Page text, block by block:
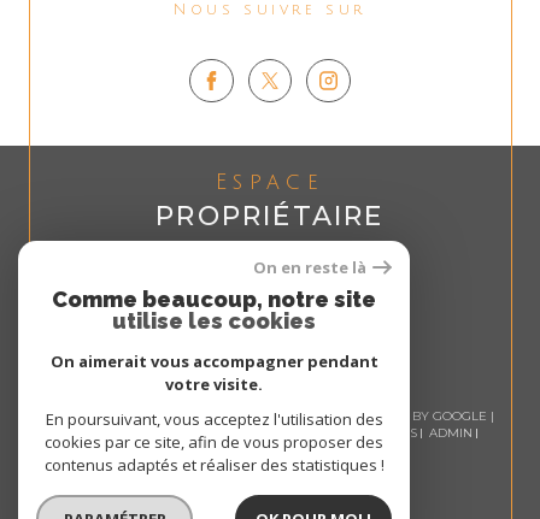
Nous suivre sur
Espace
PROPRIÉTAIRE
Se connecter
© 2026 | TOUS DROITS RÉSERVÉS | TRADUCTION POWERED BY GOOGLE |
NOS HONORAIRES
PLAN DU SITE MENTIONS LÉGALES
ADMIN
NOS LIENS
POLITIQUE RGPD COOKIES
On en reste là
Comme beaucoup, notre site
utilise les cookies
On aimerait vous accompagner pendant
votre visite.
En poursuivant, vous acceptez l'utilisation des
cookies par ce site, afin de vous proposer des
contenus adaptés et réaliser des statistiques !